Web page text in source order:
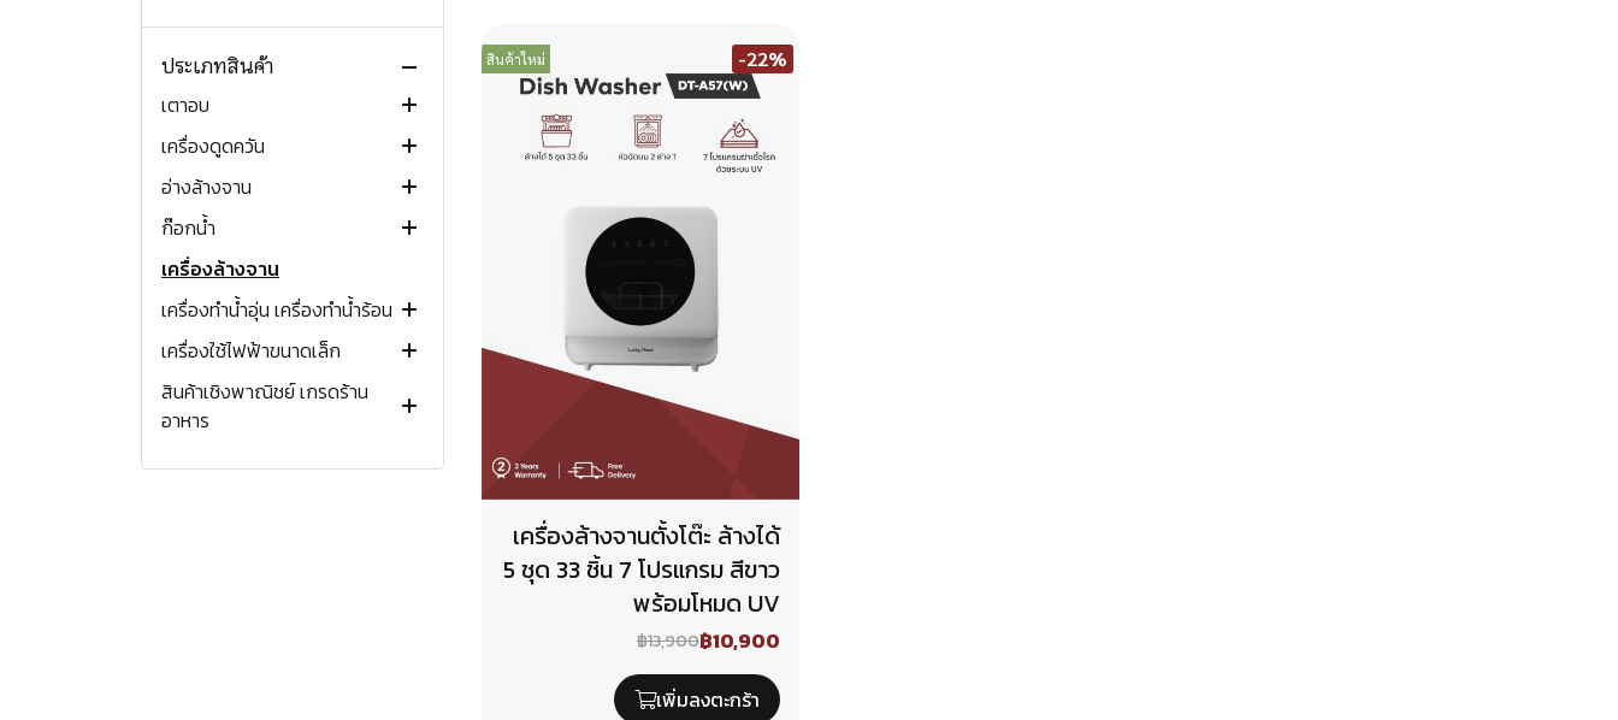
ประเภทสินค้า
เตาแก๊ส
เตาแก๊สตั้งโต๊ะ
เตาแก๊ส 1 หัว
เตาแก๊ส 2 หัว
โต๊ะวางเตาแก๊ส
เตาแก๊สแบบฝัง
เตาแก๊สฝังขนาด 30 ซม.
เตาแก๊สฝังขนาด 60 ซม.
เตาแก๊สฝังขนาด 70-80 ซม.
เตาแก๊สฝังขนาด 80-90 ซม.
เตาแก๊สพกพา
เตาทั่วไป
เตาปิ้งย่าง
หัวพ่นไฟ
แก๊สกระป๋อง
เตาแก๊สตั้งพื้น
เตาชั้น
เตาแก๊สตู้
เตาแก๊สพร้อมเตาอบ
เตาอบแก๊ส
เตาอบไฟฟ้าพร้อมเตาแก๊ส
เตาฟู่แรงดันสูง
เตาย่างแก๊ส
หม้อหุงข้าวแก๊ส
หัวเตาเหล็กหล่อ (ไม่มีขา)
เตาฟู่แรงดันสูง
เตาขนมครก
อุปกรณ์เสริมเตาแก๊ส
หัวปรับแรงดันต่ำ
หัวปรับแรงดันสูง
เตาไฟฟ้า
เตาแม่เหล็กไฟฟ้า
เตาอินดักชั่นตั้งโต๊ะ
เตาอินดักชั่นแบบฝัง
ขนาด 30 ซม. (2 หัว)
ขนาด 70 ซม. (2 หัว)
ขนาด 60 ซม. (4 หัว)
เตาเซรามิคแบบฝัง
ขนาด 30 ซม. (2 หัว)
ขนาด 70 ซม. (2 หัว)
ขนาด 60 ซม. (4 หัว)
เตาแผ่นความร้อนแบบฝัง
ขนาด 30 ซม. (2 หัว)
เตาอบ
เตาอบแก๊ส
เตาอบไฟฟ้า
เตาติ๊ง ตั้งโต๊ะ
เตาอบไฟฟ้าแบบฝัง
เตาอบไฟฟ้าพร้อมเตาแก๊ส
เตาอบไมโครเวฟ
เตาอบไมโครเวฟตั้งโต๊ะ
เตาอบไมโครเวฟแบบฝัง
เครื่องดูดควัน
เครื่องดูดควันแขวนผนัง
แบบกระโจม
แบบ Slope
เครื่องดูดควันกลางห้อง
เครื่องดูดควันแบบหมุนเวียน
แบบสลิม
แบบรางเลื่อน
อุปกรณ์เสริมเครื่องดูดควัน
อ่างล้างจาน
อ่างล้างจานสแตนเลส
1 หลุม
2 หลุม
3 หลุม
มีที่พักจาน
อ่างล้างจานเคลือบ PVD
1 หลุม
2 หลุม
มีที่พักจาน
อ่างล้างจานหินแกรนิต
1 หลุม
2 หลุม
มีที่พักจาน
ก๊อกน้ำ
ก๊อกเดี่ยว
ก๊อกผสม
เครื่องล้างจาน
เครื่องทำน้ำอุ่น เครื่องทำน้ำร้อน
เครื่องทำน้ำอุ่น
เครื่องทำน้ำอุ่นไฟฟ้า
เครื่องทำน้ำร้อน
เครื่องทำน้ำร้อนแก๊ส
เครื่องทำน้ำร้อนไฟฟ้า
เครื่องใช้ไฟฟ้าขนาดเล็ก
หม้อหุงข้าวไฟฟ้า
ไมโครเวฟแบบตั้งโต๊ะ
เตาติ๊งตั้งโต๊ะ
สินค้าเชิงพาณิชย์ เกรดร้าน
อาหาร
เครื่องผัดอัตโนมัติแก๊ส
promotion
สินค้าใหม่ -22%
เครื่องล้างจานตั้งโต๊ะ ล้างได้
5 ชุด 33 ชิ้น 7 โปรแกรม สีขาว
พร้อมโหมด UV
฿13,900฿10,900
เพิ่มลงตะกร้า